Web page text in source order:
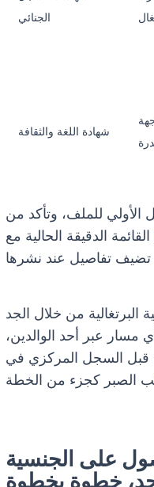
الجنائي
شهادة اللغة والثقافة
الأولي للملف، وتأكد من
من خلال الجد
مسار عبر أحد الوالدين،
قبل السجل المركزي في
على الجنسية
خطوة بخطوة